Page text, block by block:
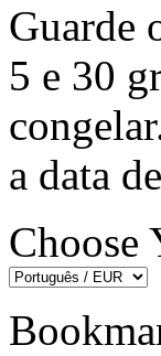
Guarde
5 e 30
a data
Choose